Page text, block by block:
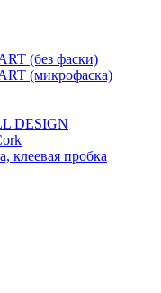
(без фаски)
(микрофаска)
DESIGN
клеевая пробка